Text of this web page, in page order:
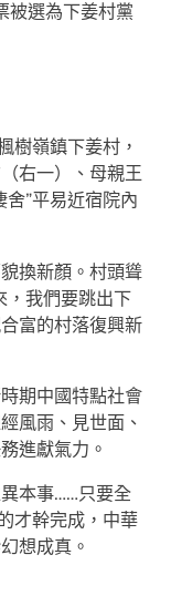
被選為下姜村黨
樹嶺鎮下姜村，
右一）、母親王
”平易近宿院內
換新顏。村頭聳
，我們要跳出下
富的村落復興新
期中國特點社會
風雨、見世面、
進獻氣力。
本事……只要全
才幹完成，中華
想成真。